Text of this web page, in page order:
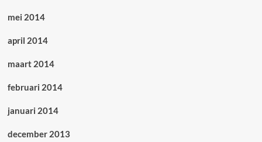
mei 2014
april 2014
maart 2014
februari 2014
januari 2014
december 2013